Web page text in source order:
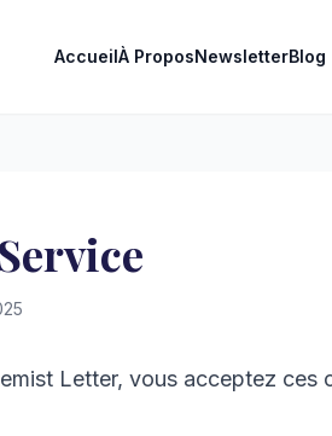
AccueilÀ ProposNewsletterBlog
Letter, vous acceptez ces